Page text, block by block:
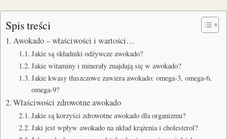
Spis treści
Awokado – właściwości i wartości…
Jakie są składniki odżywcze awokado?
Jakie witaminy i minerały znajdują się w awokado?
Jakie kwasy tłuszczowe zawiera awokado: omega-3, omega-6,
omega-9?
Właściwości zdrowotne awokado
Jakie są korzyści zdrowotne awokado dla organizmu?
Jaki jest wpływ awokado na układ krążenia i cholesterol?